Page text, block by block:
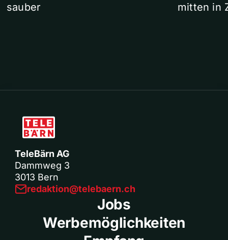
sauber
mitten in
TeleBärn AG
Dammweg 3
3013 Bern
redaktion@telebaern.ch
Jobs
Werbemöglichkeiten